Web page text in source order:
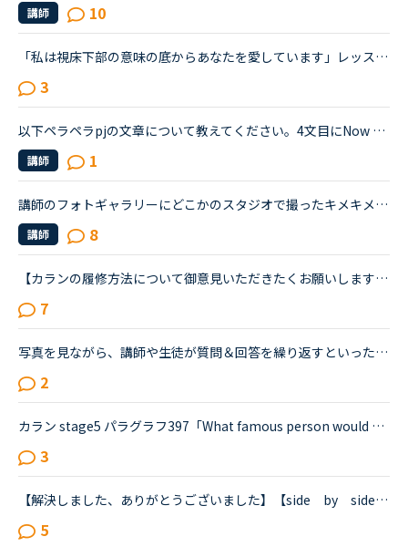
講師 10
「私は視床下部の意味の底からあなたを愛しています」レッスンの最後にほめられたので、思わず日本語で「あなたのおかげです。」と言った後、英語で「私が完璧にできたのは、あなたのレッスンがgoodだからです。...
3
以下ペラペラpjの文章について教えてください。4文目にNow with success comes challenge との文章があります。Nowは副詞、comes は自動詞の認識であり、本文の文法及び役し方がわかりません。ご教授のほどお願い...
講師 1
講師のフォトギャラリーにどこかのスタジオで撮ったキメキメの写真をよく見かけますが海外では自分のソロ写真をカメラマンに撮ってもらうのは一般的なんですかね？見てて恥ずかしいくらいキメてる写真もあったり...
講師 8
【カランの履修方法について御意見いただきたくお願いします】（現在ステージ６）１．カランで予習をしてはいけない、というのは文字情報無しで突然質問文を聞くことがリスニングの訓練になるからだと認識してお...
7
写真を見ながら、講師や生徒が質問＆回答を繰り返すといったコースはありますか？いくつかのコースを受講してみたのですが、どの英会話のコースも、基本的には・講師の方の後に続いてのリーディング・conversatio...
2
カラン stage5 パラグラフ397「What famous person would you most like to look like?」というQuestionについて教えてください。1)どういう意味でしょうか？「あなたが最も似ている有名人は？」という意味かと思...
3
【解決しました、ありがとうございました】【side by side ４より】すみません、感覚として全然分からない文章が出てきたのでどなたか教えていただけないでしょうか？レッスン中にも質問しましたが、英語での...
5